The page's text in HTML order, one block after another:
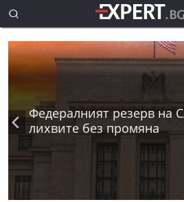
Федералният резерв на
лихвите без промяна